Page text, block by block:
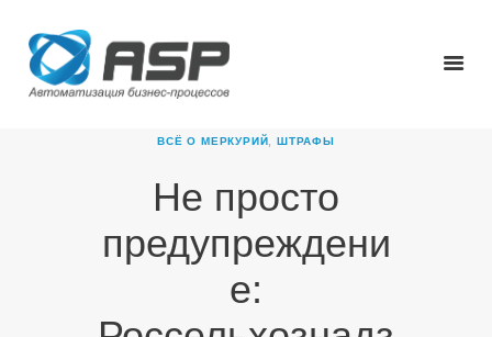
ВСЁ О МЕРКУРИЙ ШТРАФЫ
Не просто
предупреждени
е:
ГЛАВНАЯ
О КОМПАНИИ